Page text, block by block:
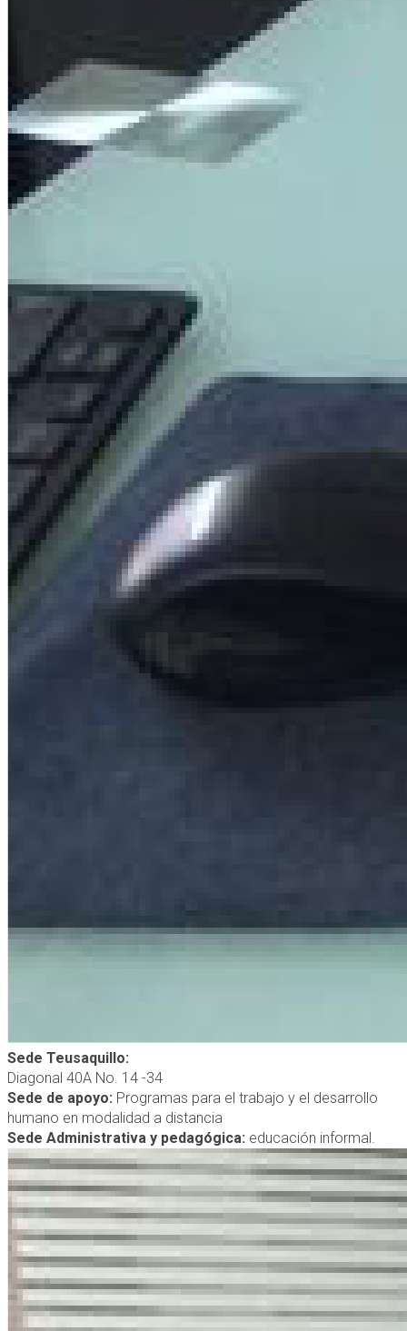
Sede Teusaquillo:
Diagonal 40A No. 14 -34
Sede de apoyo: Programas para el trabajo y el desarrollo
humano en modalidad a distancia
Sede Administrativa y pedagógica: educación informal.